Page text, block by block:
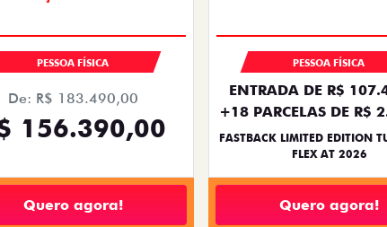
PESSOA FÍSICA
De: R$ 183.490,00
156.390,00
Quero agora!
PESSOA FÍSICA
ENTRADA DE R$
+18 PARCELAS DE R$
FASTBACK LIMITED EDITION
FLEX AT 2026
Quero agora!